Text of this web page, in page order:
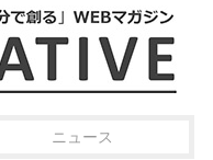
ニュース